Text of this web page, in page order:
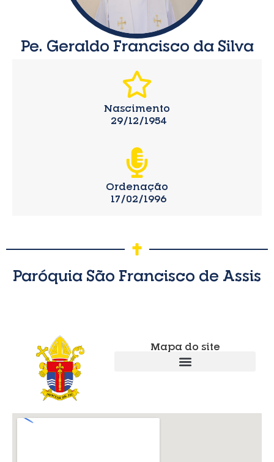
Pe. Geraldo Francisco da Silva
Nascimento
29/12/1954
Ordenação
17/02/1996
Paróquia São Francisco de Assis
Mapa do site